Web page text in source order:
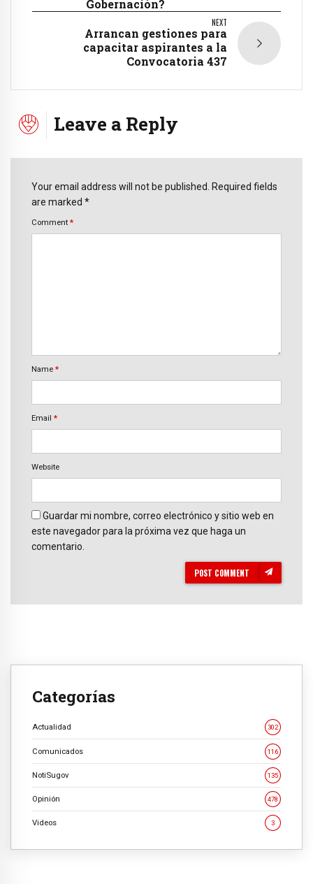
Gobernación?
NEXT
Arrancan gestiones para
capacitar aspirantes a la
Convocatoria 437
Leave a Reply
Your email address will not be published. Required fields
are marked *
Comment *
Name *
Email *
Website
Guardar mi nombre, correo electrónico y sitio web en
este navegador para la próxima vez que haga un
comentario.
POST COMMENT
Categorías
Actualidad 302
Comunicados 116
NotiSugov 135
Opinión 478
Videos 3